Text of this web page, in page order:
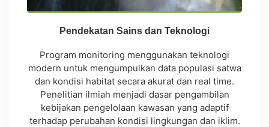
Pendekatan Sains dan Teknologi
Program monitoring menggunakan teknologi
modern untuk mengumpulkan data populasi satwa
dan kondisi habitat secara akurat dan real time.
Penelitian ilmiah menjadi dasar pengambilan
kebijakan pengelolaan kawasan yang adaptif
terhadap perubahan kondisi lingkungan dan iklim.